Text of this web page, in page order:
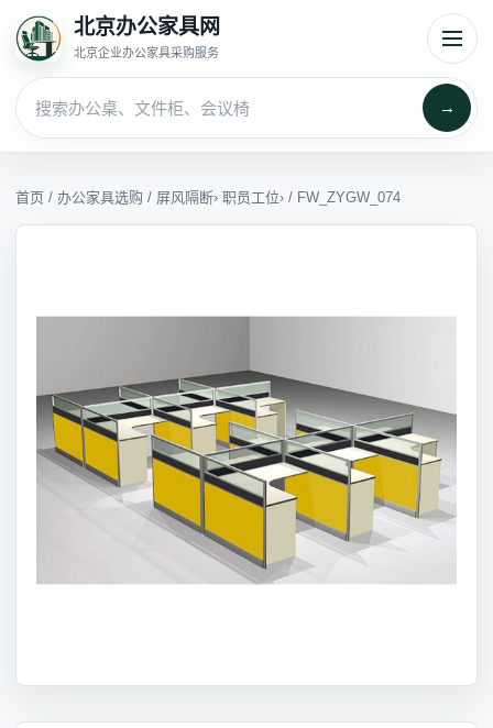
北京办公家具网
北京企业办公家具采购服务
→
首页 / 办公家具选购 / 屏风隔断› 职员工位› / FW_ZYGW_074